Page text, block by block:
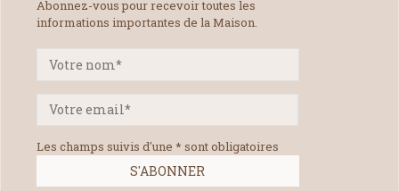
Abonnez-vous pour recevoir toutes les
informations importantes de la Maison.
Les champs suivis d'une * sont obligatoires